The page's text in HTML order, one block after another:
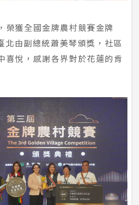
榮獲全國金牌農村競賽金牌
北由副總統蕭美琴頒獎，社區
喜悅，感謝各界對於花蓮的肯